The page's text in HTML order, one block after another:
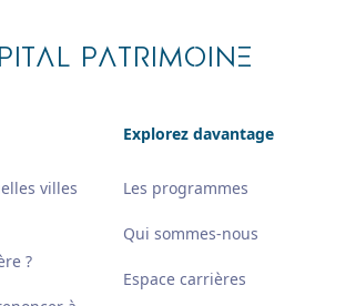
PATRIMOINE
villes
?
Explorez davantage
Les programmes
Qui sommes-nous
Espace carrières